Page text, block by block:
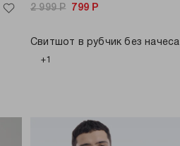
2 999Р 799 Р
Свитшот в рубчик без начеса
+1